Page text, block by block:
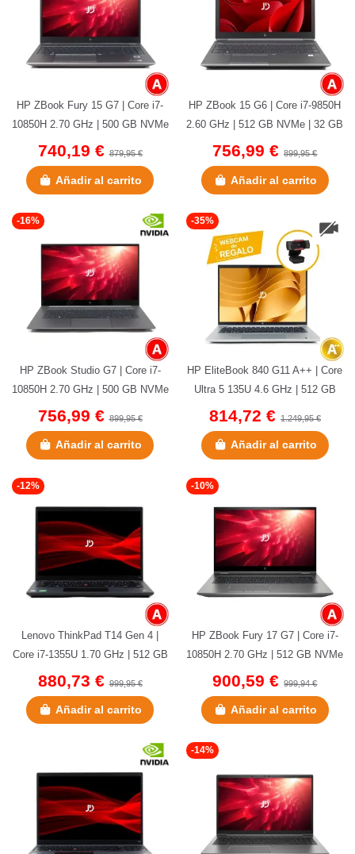
HP ZBook Fury 15 G7 | Core i7-
10850H 2.70 GHz | 500 GB NVMe
| 32 GB DDR4 | 15,5" |...
740,19 €879,95 €
Añadir al carrito
HP ZBook 15 G6 | Core i7-9850H
2.60 GHz | 512 GB NVMe | 32 GB
DDR4 | 15,5" | Quadro...
756,99 €899,95 €
Añadir al carrito
-16%
HP ZBook Studio G7 | Core i7-
10850H 2.70 GHz | 500 GB NVMe
| 16 GB DDR4 ONBOARD |
756,99 €899,95 €
Añadir al carrito
-35%
HP EliteBook 840 G11 A++ | Core
Ultra 5 135U 4.6 GHz | 512 GB
NVMe | 16 GB DDR5 | 14" |...
814,72 € 1.249,95 €
Añadir al carrito
-12%
Lenovo ThinkPad T14 Gen 4 |
Core i7-1355U 1.70 GHz | 512 GB
NVMe | 16 GB DDR5 | 14" |...
880,73 €999,95 €
Añadir al carrito
-10%
HP ZBook Fury 17 G7 | Core i7-
10850H 2.70 GHz | 512 GB NVMe
| 32 GB DDR4 | 17,3" | Sin...
900,59 €999,94 €
Añadir al carrito
-14%